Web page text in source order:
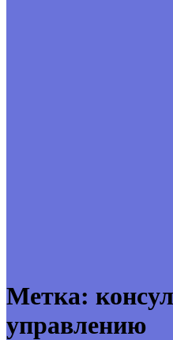
Метка:
управлению